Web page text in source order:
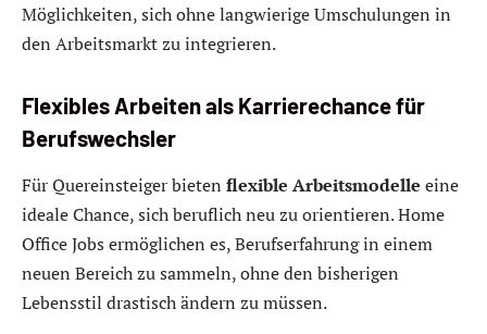
Möglichkeiten, sich ohne langwierige Umschulungen in
den Arbeitsmarkt zu integrieren.
Flexibles Arbeiten als Karrierechance für
Berufswechsler
Für Quereinsteiger bieten flexible Arbeitsmodelle eine
ideale Chance, sich beruflich neu zu orientieren. Home
Office Jobs ermöglichen es, Berufserfahrung in einem
neuen Bereich zu sammeln, ohne den bisherigen
Lebensstil drastisch ändern zu müssen.